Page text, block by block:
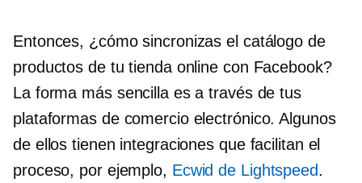
Entonces, ¿cómo sincronizas el catálogo de
productos de tu tienda online con Facebook?
La forma más sencilla es a través de tus
plataformas de comercio electrónico. Algunos
de ellos tienen integraciones que facilitan el
proceso, por ejemplo, Ecwid de Lightspeed.